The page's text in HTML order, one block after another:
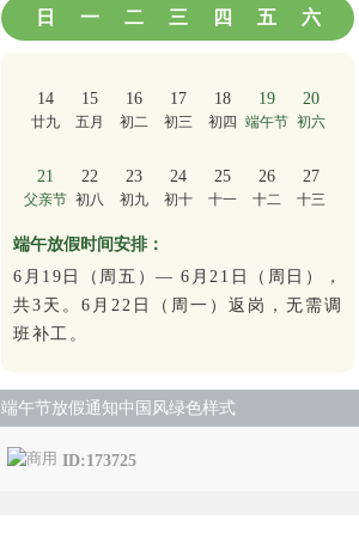
日 一 二 三 四 五 六
14
廿九
15
五月
16
初二
17
初三
18
初四
19
端午节
20
初六
21
父亲节
22
初八
23
初九
24
初十
25
十一
26
十二
27
十三
端午放假时间安排：
6月19日（周五）— 6月21日（周日），
共3天。6月22日（周一）返岗，无需调
班补工。
端午节放假通知中国风绿色样式
ID:173725